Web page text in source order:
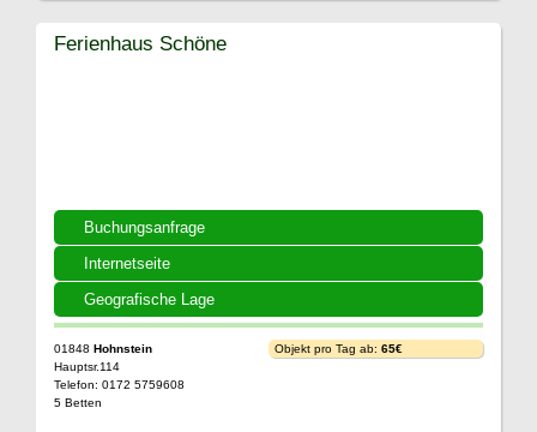
Buchungsanfrage
Internetseite
Geografische Lage
Ferienhaus Schöne
01848 Hohnstein
Hauptsr.114
Telefon: 0172 5759608
5 Betten
Objekt pro Tag ab: 65€